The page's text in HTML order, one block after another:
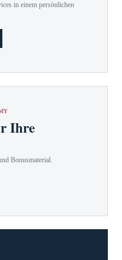
in einem persönlichen
Ihre
Bonusmaterial.